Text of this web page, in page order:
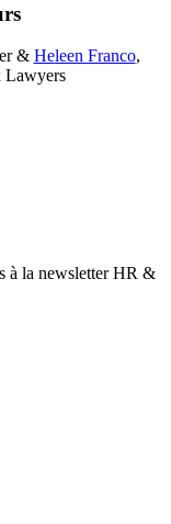
& Heleen Franco,
Lawyers
à la newsletter HR &